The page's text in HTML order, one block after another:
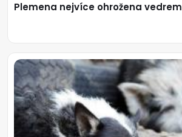
Plemena nejvíce ohrožena vedrem